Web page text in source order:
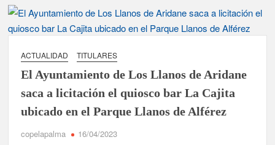
la actualidad de la Diócesis
España y traer el cinturón a Canarias”
José Carlos Martín: “La Palma tendrá antes de 2030 un torneo
de ajedrez con 200 jugadores”
Víctor González destaca el papel del deporte como
dinamizador de Los Llanos de Aridane
ACTUALIDAD TITULARES
El Ayuntamiento de Los Llanos de Aridane
saca a licitación el quiosco bar La Cajita
ubicado en el Parque Llanos de Alférez
copelapalma 16/04/2023